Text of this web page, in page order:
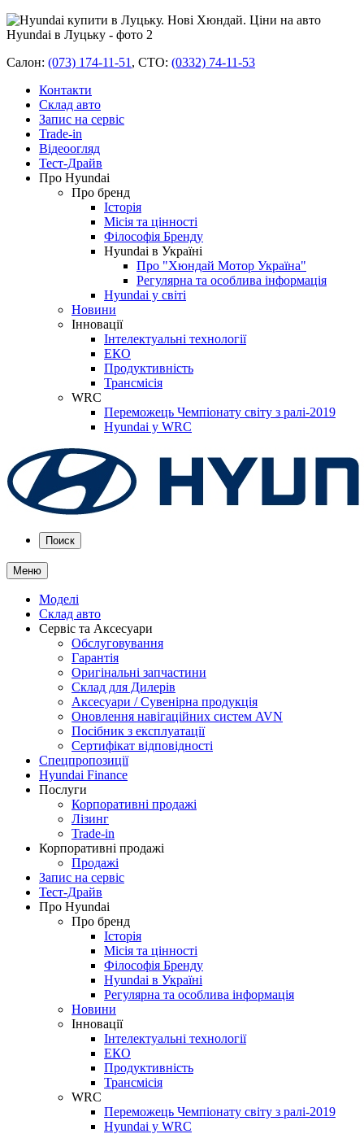
Салон: (073) 174-11-51 , СТО: (0332) 74-11-53
Контакти
Склад авто
Запис на сервіс
Trade-in
Відеоогляд
Тест-Драйв
Про Hyundai
Про бренд
Історія
Місія та цінності
Філософія Бренду
Hyundai в Україні
Про "Хюндай Мотор Україна"
Регулярна та особлива інформація
Hyundai у світі
Новини
Інновації
Інтелектуальні технології
ЕКО
Продуктивність
Трансмісія
WRC
Переможець Чемпіонату світу з ралі-2019
Hyundai у WRC
Поиск
Меню
Моделі
Склад авто
Сервіс та Аксесуари
Обслуговування
Гарантія
Оригінальні запчастини
Склад для Дилерів
Аксесуари / Сувенірна продукція
Оновлення навігаційних систем AVN
Посібник з експлуатації
Сертифікат відповідності
Спецпропозиції
Hyundai Finance
Послуги
Корпоративні продажі
Лізинг
Trade-in
Корпоративні продажі
Продажі
Запис на сервіс
Тест-Драйв
Про Hyundai
Про бренд
Історія
Місія та цінності
Філософія Бренду
Hyundai в Україні
Регулярна та особлива інформація
Новини
Інновації
Інтелектуальні технології
ЕКО
Продуктивність
Трансмісія
WRC
Переможець Чемпіонату світу з ралі-2019
Hyundai у WRC